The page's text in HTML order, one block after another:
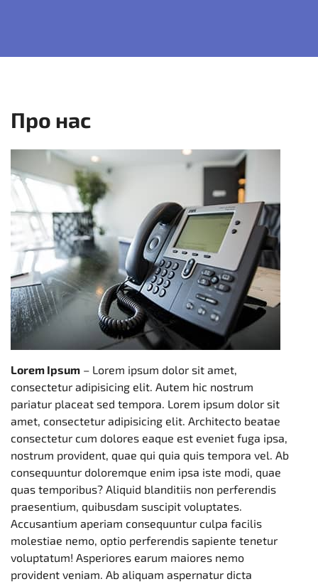
Про нас
Lorem Ipsum – Lorem ipsum dolor sit amet,
consectetur adipisicing elit. Autem hic nostrum
pariatur placeat sed tempora. Lorem ipsum dolor sit
amet, consectetur adipisicing elit. Architecto beatae
consectetur cum dolores eaque est eveniet fuga ipsa,
nostrum provident, quae qui quia quis tempora vel. Ab
consequuntur doloremque enim ipsa iste modi, quae
quas temporibus? Aliquid blanditiis non perferendis
praesentium, quibusdam suscipit voluptates.
Accusantium aperiam consequuntur culpa facilis
molestiae nemo, optio perferendis sapiente tenetur
voluptatum! Asperiores earum maiores nemo
provident veniam. Ab aliquam aspernatur dicta